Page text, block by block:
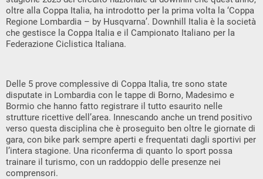
oltre alla Coppa Italia, ha introdotto per la prima volta la ‘Coppa
Regione Lombardia – by Husqvarna’. Downhill Italia è la società
che gestisce la Coppa Italia e il Campionato Italiano per la
Federazione Ciclistica Italiana.
Delle 5 prove complessive di Coppa Italia, tre sono state
disputate in Lombardia con le tappe di Borno, Madesimo e
Bormio che hanno fatto registrare il tutto esaurito nelle
strutture ricettive dell’area. Innescando anche un trend positivo
verso questa disciplina che è proseguito ben oltre le giornate di
gara, con bike park sempre aperti e frequentati dagli sportivi per
l’intera stagione. Una riconferma di quanto lo sport possa
trainare il turismo, con un raddoppio delle presenze nei
comprensori.